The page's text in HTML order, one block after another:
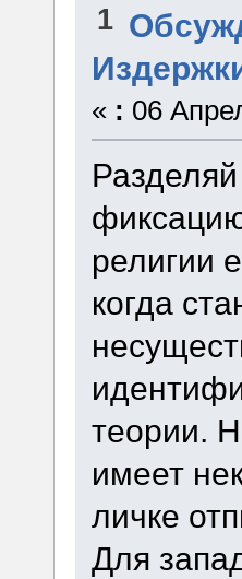
1
« : 06
религии
когда
теории.
имеет
личке
Для